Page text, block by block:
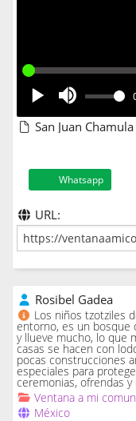
San Juan Chamula
Whatsapp
URL:
Rosibel Gadea
Los niños tzotziles
entorno, es un bosque
y llueve mucho, lo que
casas se hacen con
pocas construcciones
especiales para
ceremonias, ofrendas
Ventana a mi
México